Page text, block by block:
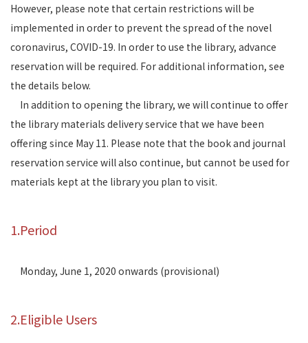
However, please note that certain restrictions will be
implemented in order to prevent the spread of the novel
coronavirus, COVID-19. In order to use the library, advance
reservation will be required. For additional information, see
the details below.
In addition to opening the library, we will continue to offer
the library materials delivery service that we have been
offering since May 11. Please note that the book and journal
reservation service will also continue, but cannot be used for
materials kept at the library you plan to visit.
1.Period
Monday, June 1, 2020 onwards (provisional)
2.Eligible Users